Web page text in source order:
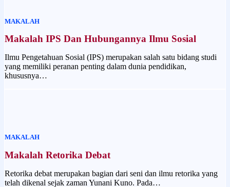
MAKALAH
Makalah IPS Dan Hubungannya Ilmu Sosial
Ilmu Pengetahuan Sosial (IPS) merupakan salah satu bidang studi
yang memiliki peranan penting dalam dunia pendidikan,
khususnya…
MAKALAH
Makalah Retorika Debat
Retorika debat merupakan bagian dari seni dan ilmu retorika yang
telah dikenal sejak zaman Yunani Kuno. Pada…